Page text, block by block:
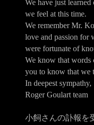
We have just learned
we feel at this time.
We remember Mr.
love and passion for
were fortunate of
We know that words
you to know that we
In deepest sympathy,
Roger Goulart team
小飼さんの訃報を